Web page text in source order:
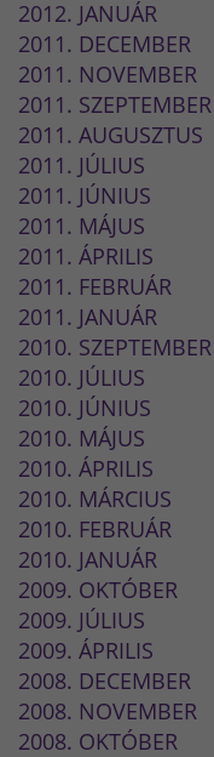
2012. JANUÁR
2011. DECEMBER
2011. NOVEMBER
2011. SZEPTEMBER
2011. AUGUSZTUS
2011. JÚLIUS
2011. JÚNIUS
2011. MÁJUS
2011. ÁPRILIS
2011. FEBRUÁR
2011. JANUÁR
2010. SZEPTEMBER
2010. JÚLIUS
2010. JÚNIUS
2010. MÁJUS
2010. ÁPRILIS
2010. MÁRCIUS
2010. FEBRUÁR
2010. JANUÁR
2009. OKTÓBER
2009. JÚLIUS
2009. ÁPRILIS
2008. DECEMBER
2008. NOVEMBER
2008. OKTÓBER